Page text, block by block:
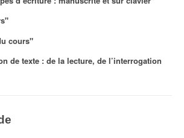
cours"
de texte : de la lecture, de l’interrogation